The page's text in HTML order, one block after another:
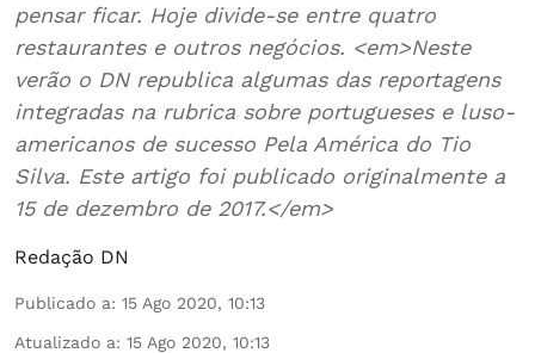
pensar ficar. Hoje divide-se entre quatro
restaurantes e outros negócios. <em>Neste
verão o DN republica algumas das reportagens
integradas na rubrica sobre portugueses e luso-
americanos de sucesso Pela América do Tio
Silva. Este artigo foi publicado originalmente a
15 de dezembro de 2017.</em>
Redação DN
Publicado a: 15 Ago 2020, 10:13
Atualizado a: 15 Ago 2020, 10:13